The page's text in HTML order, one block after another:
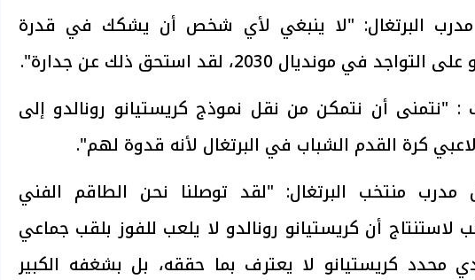
البرتغال: "لا ينبغي لأي شخص أن يشكك في قدرة
في مونديال 2030، لقد استحق ذلك عن جدارة".
: "نتمنى أن نتمكن من نقل نموذج كريستيانو رونالدو إلى
كرة القدم الشباب في البرتغال لأنه قدوة لهم".
مدرب منتخب البرتغال: "لقد توصلنا نحن الطاقم الفني
لاستنتاج أن كريستيانو رونالدو لا يلعب للفوز بلقب جماعي
محدد كريستيانو لا يعترف بما حققه، بل بشغفه الكبير